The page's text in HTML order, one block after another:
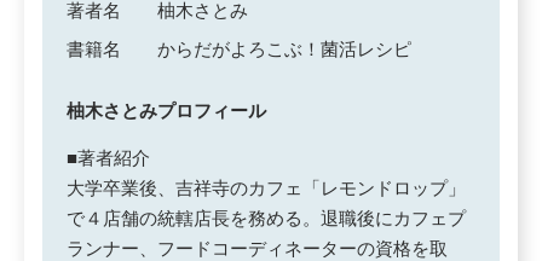
著者名
柚木さとみ
書籍名
からだがよろこぶ！菌活レシピ
柚木さとみプロフィール
■著者紹介
大学卒業後、吉祥寺のカフェ「レモンドロップ」
で４店舗の統轄店長を務める。退職後にカフェプ
ランナー、フードコーディネーターの資格を取